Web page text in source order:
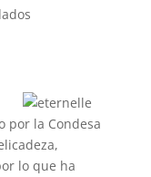
por la Condesa
lo que ha